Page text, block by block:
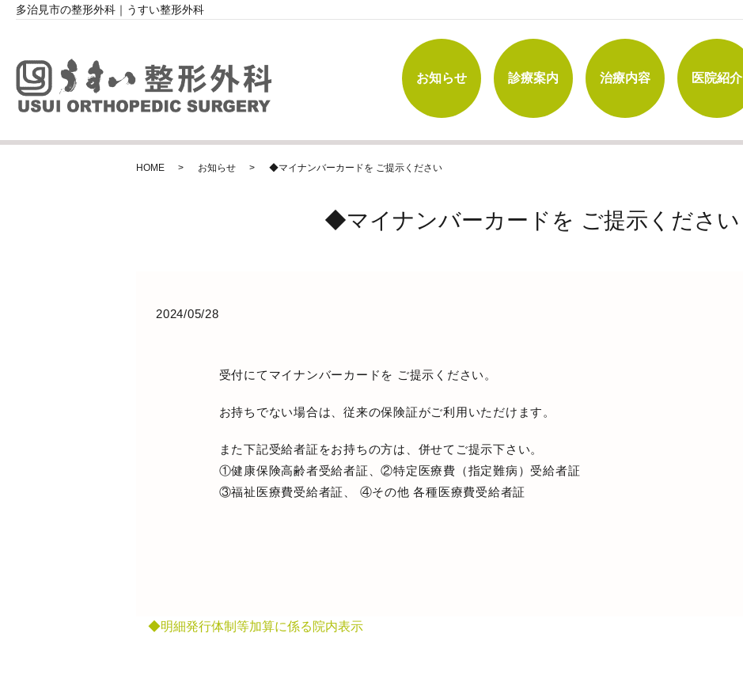
多治見市の整形外科｜うすい整形外科
お知らせ 診療案内 治療内容 医院紹介
HOME お知らせ ◆マイナンバーカードを ご提示ください
◆マイナンバーカードを ご提示ください
2024/05/28
受付にてマイナンバーカードを ご提示ください。
お持ちでない場合は、従来の保険証がご利用いただけます。
また下記受給者証をお持ちの方は、併せてご提示下さい。
①健康保険高齢者受給者証、②特定医療費（指定難病）受給者証
③福祉医療費受給者証、 ④その他 各種医療費受給者証
◆明細発行体制等加算に係る院内表示